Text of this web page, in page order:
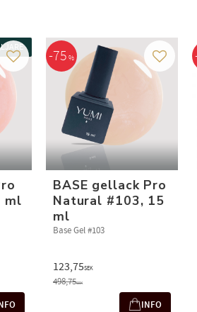
ml
Lägg till i favoriter
BASE gellack Pro
Natural #103, 15
ml
Base Gel #103
123,75SEK
498,75SEK
75 % Lägg
INFO